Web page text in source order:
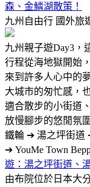
森、金鱗湖散策！
九州自由行 國外旅
九州親子遊Day3，
行程從海地獄開始
來到許多人心中的
大城市的匆忙感，
適合散步的小街道
放慢腳步的悠閒氛
鐵輪 ➔ 湯之坪街道
➔ YouMe Town
遊：湯之坪街道、
由布院位於日本大